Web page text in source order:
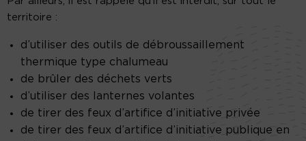
territoire :
d’utiliser des outils de débroussaillement
thermique type chalumeau
de brûler des déchets verts
d’utiliser des lanternes volantes
de tirer des feux d’artifice d’initiative privée
de tirer des feux d’artifice d’initiative publique en